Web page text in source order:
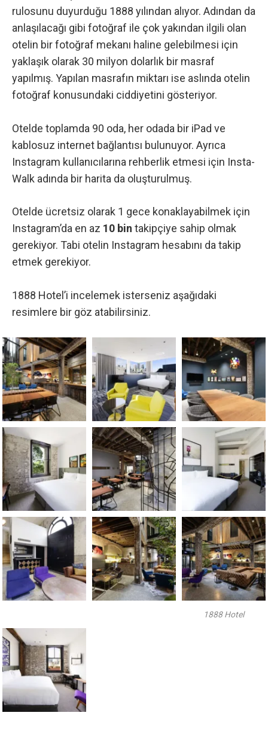
rulosunu duyurduğu 1888 yılından alıyor. Adından da
anlaşılacağı gibi fotoğraf ile çok yakından ilgili olan
otelin bir fotoğraf mekanı haline gelebilmesi için
yaklaşık olarak 30 milyon dolarlık bir masraf
yapılmış. Yapılan masrafın miktarı ise aslında otelin
fotoğraf konusundaki ciddiyetini gösteriyor.
Otelde toplamda 90 oda, her odada bir iPad ve
kablosuz internet bağlantısı bulunuyor. Ayrıca
Instagram kullanıcılarına rehberlik etmesi için Insta-
Walk adında bir harita da oluşturulmuş.
Otelde ücretsiz olarak 1 gece konaklayabilmek için
Instagram’da en az 10 bin takipçiye sahip olmak
gerekiyor. Tabi otelin Instagram hesabını da takip
etmek gerekiyor.
1888 Hotel’i incelemek isterseniz aşağıdaki
resimlere bir göz atabilirsiniz.
1888 Hotel